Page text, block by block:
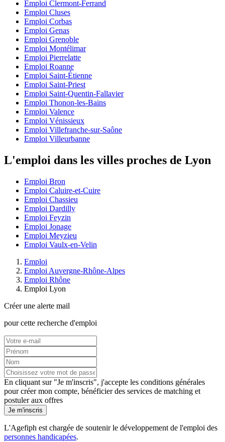
Emploi Clermont-Ferrand
Emploi Cluses
Emploi Corbas
Emploi Genas
Emploi Grenoble
Emploi Montélimar
Emploi Pierrelatte
Emploi Roanne
Emploi Saint-Étienne
Emploi Saint-Priest
Emploi Saint-Quentin-Fallavier
Emploi Thonon-les-Bains
Emploi Valence
Emploi Vénissieux
Emploi Villefranche-sur-Saône
Emploi Villeurbanne
L'emploi dans les villes proches de Lyon
Emploi Bron
Emploi Caluire-et-Cuire
Emploi Chassieu
Emploi Dardilly
Emploi Feyzin
Emploi Jonage
Emploi Meyzieu
Emploi Vaulx-en-Velin
Emploi
Emploi Auvergne-Rhône-Alpes
Emploi Rhône
Emploi Lyon
Créer une alerte mail
pour cette recherche d'emploi
En cliquant sur "Je m'inscris", j'accepte les conditions générales
pour créer mon compte, bénéficier des services de matching et
postuler aux offres
Je m'inscris
L'Agefiph est chargée de soutenir le développement de l'emploi des
personnes handicapées.